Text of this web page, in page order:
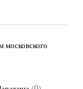
московского